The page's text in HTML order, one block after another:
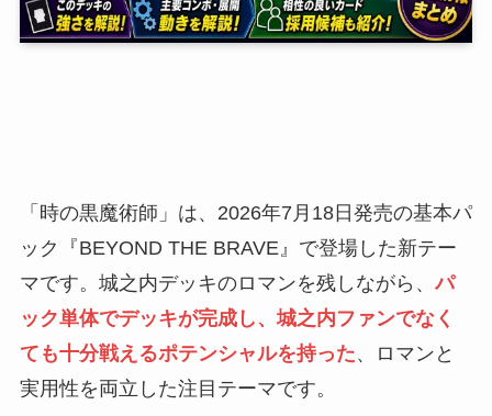
「時の黒魔術師」は、2026年7月18日発売の基本パ
ック『BEYOND THE BRAVE』で登場した新テー
マです。城之内デッキのロマンを残しながら、パ
ック単体でデッキが完成し、城之内ファンでなく
ても十分戦えるポテンシャルを持った、ロマンと
実用性を両立した注目テーマです。